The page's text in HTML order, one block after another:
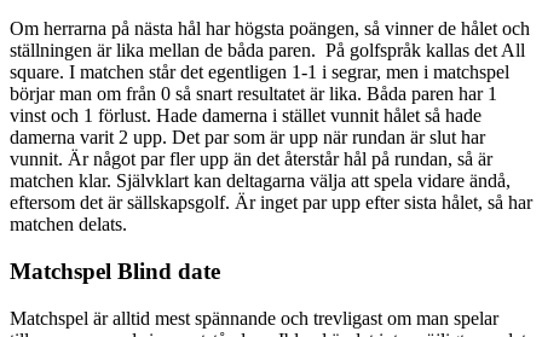
Om herrarna på nästa hål har högsta poängen, så vinner de hålet och
ställningen är lika mellan de båda paren. På golfspråk kallas det All
square. I matchen står det egentligen 1-1 i segrar, men i matchspel
börjar man om från 0 så snart resultatet är lika. Båda paren har 1
vinst och 1 förlust. Hade damerna i stället vunnit hålet så hade
damerna varit 2 upp. Det par som är upp när rundan är slut har
vunnit. Är något par fler upp än det återstår hål på rundan, så är
matchen klar. Självklart kan deltagarna välja att spela vidare ändå,
eftersom det är sällskapsgolf. Är inget par upp efter sista hålet, så har
matchen delats.
Matchspel Blind date
Matchspel är alltid mest spännande och trevligast om man spelar